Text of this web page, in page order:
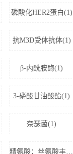
磷酸化HER2蛋白(1)
抗M3D受体抗体(1)
β-内酰胺酶(1)
3-磷酸甘油酸酯(1)
奈瑟菌(1)
精氨酸；丝氨酸丰富剪接因子1(1)